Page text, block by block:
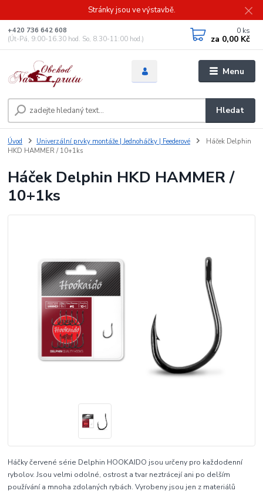
Stránky jsou ve výstavbě.
Menu
Hledat
+420 736 642 608
(Út-Pá, 9:00-16.30 hod. So, 8.30-11:00 hod.)
0 ks
za 0,00 Kč
Úvod Univerzální prvky montáže | Jednoháčky | Feederové
Háček Delphin
HKD HAMMER / 10+1ks
Háček Delphin HKD HAMMER /
10+1ks
Háčky červené série Delphin HOOKAIDO jsou určeny pro každodenní
rybolov. Jsou velmi odolné, ostrost a tvar neztrácejí ani po delším
používání a mnoha zdolaných rybách. Vyrobeny jsou jen z materiálů